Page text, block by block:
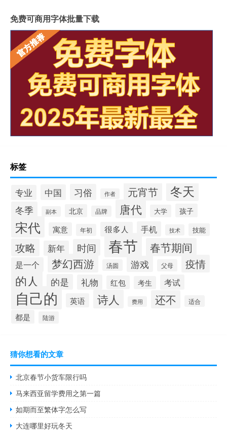
免费可商用字体批量下载
标签
专业 中国 习俗 作者 元宵节 冬天
冬季 副本 北京 品牌 唐代 大学 孩子
宋代 寓意 年初 很多人 手机 技术 技能
攻略 新年 时间 春节 春节期间
是一个 梦幻西游 汤圆 游戏 父母 疫情
的人 的是 礼物 红包 考生 考试
自己的 英语 诗人 费用 还不 适合
都是 陆游
猜你想看的文章
北京春节小货车限行吗
马来西亚留学费用之第一篇
如期而至繁体字怎么写
大连哪里好玩冬天